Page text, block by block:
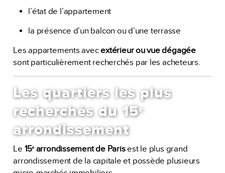
l’état de l’appartement
la présence d’un balcon ou d’une terrasse
Les appartements avecextérieur ou vue dégagée
sont particulièrement recherchés par les acheteurs.
Les quartiers les plus
recherchés du 15ᵉ
arrondissement
Le 15ᵉ arrondissement de Parisest le plus grand
arrondissement de la capitale et possède plusieurs